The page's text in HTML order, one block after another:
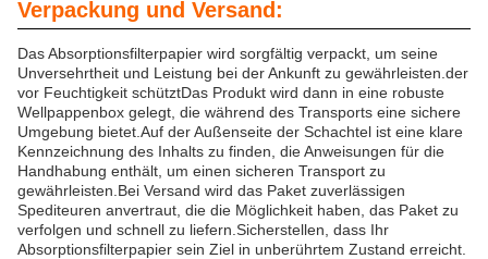
Verpackung und Versand:
Das Absorptionsfilterpapier wird sorgfältig verpackt, um seine
Unversehrtheit und Leistung bei der Ankunft zu gewährleisten.der
vor Feuchtigkeit schütztDas Produkt wird dann in eine robuste
Wellpappenbox gelegt, die während des Transports eine sichere
Umgebung bietet.Auf der Außenseite der Schachtel ist eine klare
Kennzeichnung des Inhalts zu finden, die Anweisungen für die
Handhabung enthält, um einen sicheren Transport zu
gewährleisten.Bei Versand wird das Paket zuverlässigen
Spediteuren anvertraut, die die Möglichkeit haben, das Paket zu
verfolgen und schnell zu liefern.Sicherstellen, dass Ihr
Absorptionsfilterpapier sein Ziel in unberührtem Zustand erreicht.